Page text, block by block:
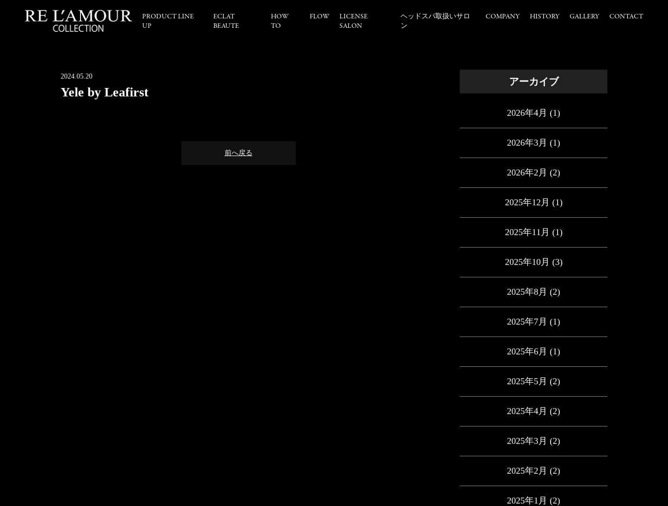
PRODUCT LINE
UP
ECLAT
BEAUTE
HOW
TO
FLOW
LICENSE
SALON
ヘッドスパ取扱いサロ
ン
COMPANY HISTORY GALLERY CONTACT
2024.05.20
Yele by Leafirst
前へ戻る
アーカイブ
2026年4月 (1)
2026年3月 (1)
2026年2月 (2)
2025年12月 (1)
2025年11月 (1)
2025年10月 (3)
2025年8月 (2)
2025年7月 (1)
2025年6月 (1)
2025年5月 (2)
2025年4月 (2)
2025年3月 (2)
2025年2月 (2)
2025年1月 (2)